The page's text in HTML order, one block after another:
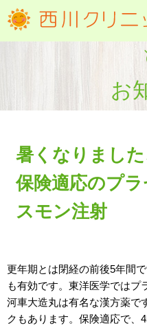
お
暑くなりまし
保険適応のプ
スモン注射
更年期とは閉経の前後5年間
も有効です。東洋医学ではプ
河車大造丸は有名な漢方薬で
クもあります。保険適応で、